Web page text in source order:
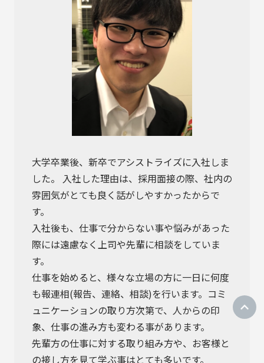
大学卒業後、新卒でアシストライズに入社しま
した。 入社した理由は、採用面接の際、社内の
雰囲気がとても良く話がしやすかったからで
す。
入社後も、仕事で分からない事や悩みがあった
際には遠慮なく上司や先輩に相談をしていま
す。
仕事を始めると、様々な立場の方に一日に何度
も報連相(報告、連絡、相談)を行います。コミ
ュニケーションの取り方次第で、人からの印
象、仕事の進み方も変わる事があります。
先輩方の仕事に対する取り組み方や、お客様と
の接し方を見て学ぶ事はとても多いです。